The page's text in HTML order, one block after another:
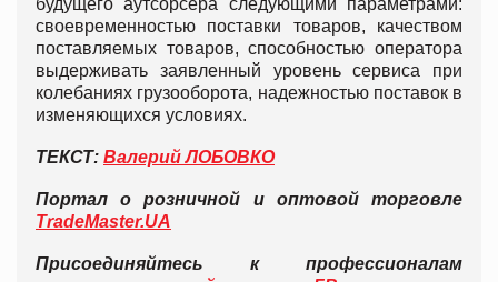
своевременностью поставки товаров, качеством
поставляемых товаров, способностью оператора
выдерживать заявленный уровень сервиса при
колебаниях грузооборота, надежностью поставок в
изменяющихся условиях.
ТЕКСТ: Валерий ЛОБОВКО
Портал о розничной и оптовой торговле
TradeMaster.UA
Присоединяйтесь к профессионалам